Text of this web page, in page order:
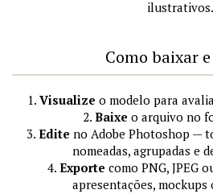
ilustrativos.
Como baixar
1. Visualize o modelo para
2. Baixe o arquivo no
3. Edite no Adobe Photoshop —
nomeadas, agrupadas e
4. Exporte como PNG, JPEG
apresentações, mockups